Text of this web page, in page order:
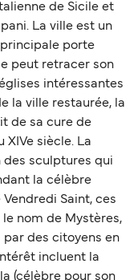
de Sicile et
La ville est un
porte
peut retracer son
intéressantes
la ville restaurée, la
de sa cure de
XIVe siècle. La
des sculptures qui
la célèbre
Saint, ces
nom de Mystères,
des citoyens en
incluent la
(célèbre pour son